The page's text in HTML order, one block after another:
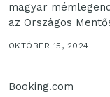
magyar
az Országos
vagyis Hide...
OKTÓBER 15, 2024
Booking.com